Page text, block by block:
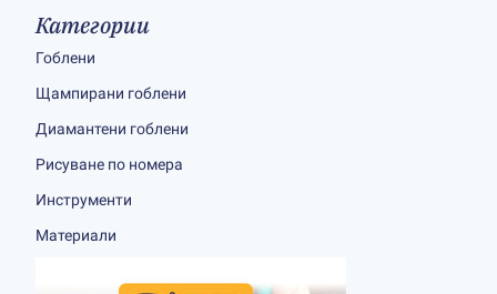
Категории
Гоблени
Щампирани гоблени
Диамантени гоблени
Рисуване по номера
Инструменти
Материали